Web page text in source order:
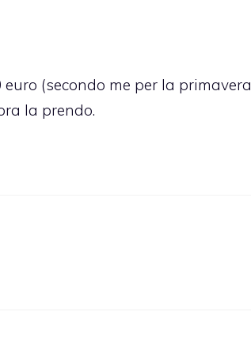
(secondo me per la primavera
la prendo.